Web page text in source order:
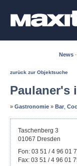
News ·
zurück zur Objektsuche
Paulaner's
» Gastronomie » Bar
Taschenberg 3
01067 Dresden
Fon: 03 51 / 4 96 01
Fax: 03 51 / 4 96 01